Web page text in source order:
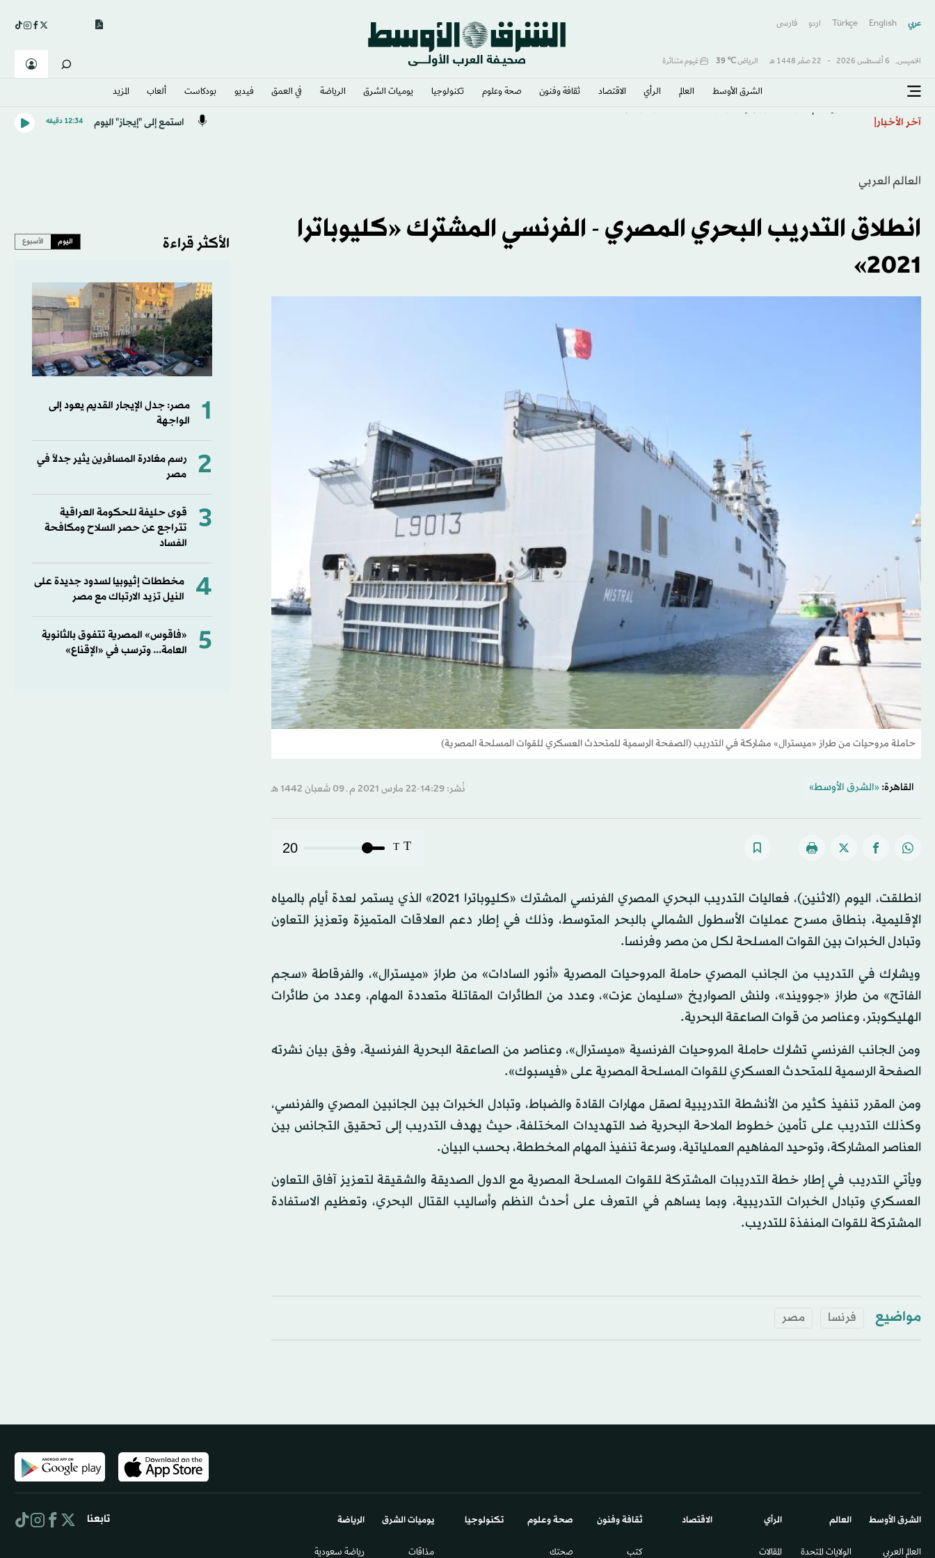
عربي English
Türkçe اردو فارسى
الخميس, 6 أغسطس 2026 - 22 صفَر 1448 هـ الرياض℃
39 غيوم متناثرة
الشرق الأوسط​ العالم الرأي الاقتصاد ثقافة وفنون صحة وعلوم تكنولوجيا يوميات الشرق​ الرياضة في العمق فيديو بودكاست ألعاب المزيد
آخر الأخبار استمع إلى "إيجاز" اليوم 12:34 دقيقه
العالم العربي
انطلاق التدريب البحري المصري - الفرنسي المشترك «كليوباترا
2021»
حاملة مروحيات من طراز «ميسترال» مشاركة في التدريب (الصفحة الرسمية للمتحدث العسكري للقوات المسلحة المصرية)
القاهرة: «الشرق الأوسط» نُشر: 14:29-22 مارس 2021 م ـ 09 شَعبان 1442 هـ
T
T
20
انطلقت، اليوم (الاثنين)، فعاليات التدريب البحري المصري الفرنسي المشترك «كليوباترا 2021» الذي يستمر لعدة أيام بالمياه
الإقليمية، بنطاق مسرح عمليات الأسطول الشمالي بالبحر المتوسط، وذلك في إطار دعم العلاقات المتميزة وتعزيز التعاون
وتبادل الخبرات بين القوات المسلحة لكل من مصر وفرنسا.
ويشارك في التدريب من الجانب المصري حاملة المروحيات المصرية «أنور السادات» من طراز «ميسترال»، والفرقاطة «سجم
الفاتح» من طراز «جوويند»، ولنش الصواريخ «سليمان عزت»، وعدد من الطائرات المقاتلة متعددة المهام، وعدد من طائرات
الهليكوبتر، وعناصر من قوات الصاعقة البحرية.
ومن الجانب الفرنسي تشارك حاملة المروحيات الفرنسية «ميسترال»، وعناصر من الصاعقة البحرية الفرنسية، وفق بيان نشرته
الصفحة الرسمية للمتحدث العسكري للقوات المسلحة المصرية على «فيسبوك».‎
ومن المقرر تنفيذ كثير من الأنشطة التدريبية لصقل مهارات القادة والضباط، وتبادل الخبرات بين الجانبين المصري والفرنسي،
وكذلك التدريب على تأمين خطوط الملاحة البحرية ضد التهديدات المختلفة، حيث يهدف التدريب إلى تحقيق التجانس بين
العناصر المشاركة، وتوحيد المفاهيم العملياتية، وسرعة تنفيذ المهام المخططة، بحسب البيان.
ويأتي التدريب في إطار خطة التدريبات المشتركة للقوات المسلحة المصرية مع الدول الصديقة والشقيقة لتعزيز آفاق التعاون
العسكري وتبادل الخبرات التدريبية، وبما يساهم في التعرف على أحدث النظم وأساليب القتال البحري، وتعظيم الاستفادة
المشتركة للقوات المنفذة للتدريب.
مواضيع فرنسا مصر
الأكثر قراءة اليوم الأسبوع
1
مصر: جدل الإيجار القديم يعود إلى
الواجهة
2
رسم مغادرة المسافرين يثير جدلاً في
مصر
3
قوى حليفة للحكومة العراقية
تتراجع عن حصر السلاح ومكافحة
الفساد
4
مخططات إثيوبيا لسدود جديدة على
النيل تزيد الارتباك مع مصر
5
«فاقوس» المصرية تتفوق بالثانوية
العامة... وترسب في «الإقناع»
الشرق الأوسط​
العالم العربي
العالم
الولايات المتحدة
الرأي
المقالات
الاقتصاد ثقافة وفنون
كتب
صحة وعلوم
صحتك
تكنولوجيا يوميات الشرق​
مذاقات
الرياضة
رياضة سعودية
تابعنا